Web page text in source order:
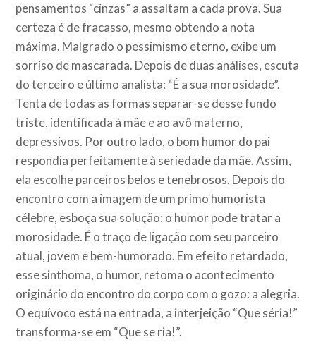
pensamentos “cinzas” a assaltam a cada prova. Sua
certeza é de fracasso, mesmo obtendo a nota
máxima. Malgrado o pessimismo eterno, exibe um
sorriso de mascarada. Depois de duas análises, escuta
do terceiro e último analista: “É a sua morosidade”.
Tenta de todas as formas separar-se desse fundo
triste, identificada à mãe e ao avô materno,
depressivos. Por outro lado, o bom humor do pai
respondia perfeitamente à seriedade da mãe. Assim,
ela escolhe parceiros belos e tenebrosos. Depois do
encontro com a imagem de um primo humorista
célebre, esboça sua solução: o humor pode tratar a
morosidade. É o traço de ligação com seu parceiro
atual, jovem e bem-humorado. Em efeito retardado,
esse sinthoma, o humor, retoma o acontecimento
originário do encontro do corpo com o gozo: a alegria.
O equívoco está na entrada, a interjeição “Que séria!”
transforma-se em “Que se ria!”.